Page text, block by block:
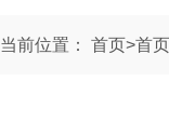
当前位置： 首页>首